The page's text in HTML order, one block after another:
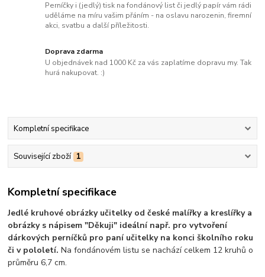
Perníčky i (jedlý) tisk na fondánový list či jedlý papír vám rádi
uděláme na míru vašim přáním - na oslavu narozenin, firemní
akci, svatbu a další příležitosti.
Doprava zdarma
U objednávek nad 1000 Kč za vás zaplatíme dopravu my. Tak
hurá nakupovat. :)
Kompletní specifikace
Související zboží 1
Kompletní specifikace
Jedlé kruhové obrázky učitelky od české malířky a kreslířky a
obrázky s nápisem "Děkuji" ideální např. pro vytvoření
dárkových perníčků pro paní učitelky na konci školního roku
či v pololetí. Na fondánovém listu se nachází celkem 12 kruhů o
průměru 6,7 cm.